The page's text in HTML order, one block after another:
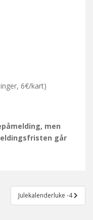
6€/kart)
men
går
Julekalenderluke -4